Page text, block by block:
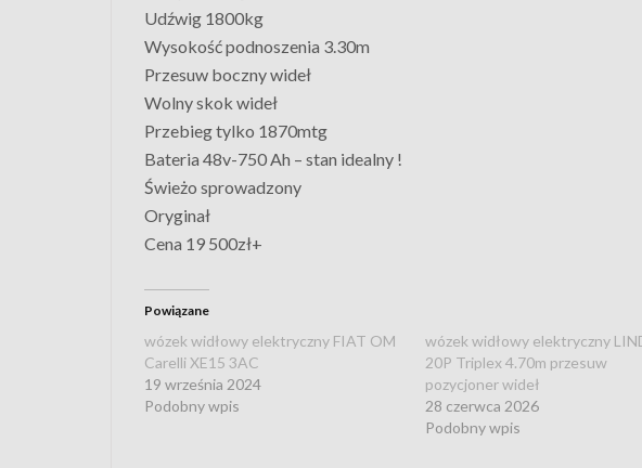
Udźwig 1800kg
Wysokość podnoszenia 3.30m
Przesuw boczny wideł
Wolny skok wideł
Przebieg tylko 1870mtg
Bateria 48v-750 Ah – stan idealny !
Świeżo sprowadzony
Oryginał
Cena 19 500zł+
Powiązane
wózek widłowy elektryczny FIAT OM
Carelli XE15 3AC
19 września 2024
Podobny wpis
wózek widłowy elektryczny
20P Triplex 4.70m przesuw
pozycjoner wideł
28 czerwca 2026
Podobny wpis